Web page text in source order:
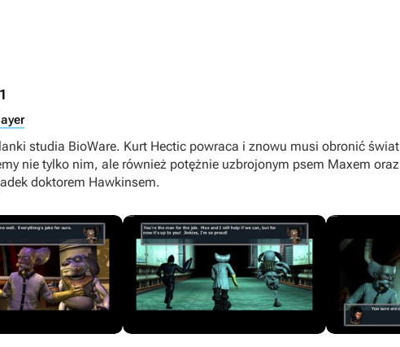
studia BioWare. Kurt Hectic powraca i znowu musi obronić świat
nie tylko nim, ale również potężnie uzbrojonym psem Maxem oraz
doktorem Hawkinsem.